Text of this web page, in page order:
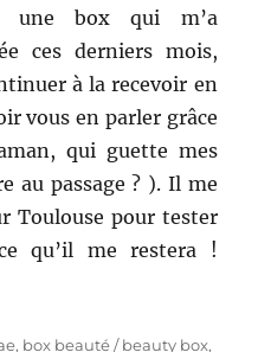
box qui m’a
ces derniers mois,
à la recevoir en
vous en parler grâce
qui guette mes
au passage ? ). Il me
Toulouse pour tester
qu’il me restera !
, box beauté / beauty box,